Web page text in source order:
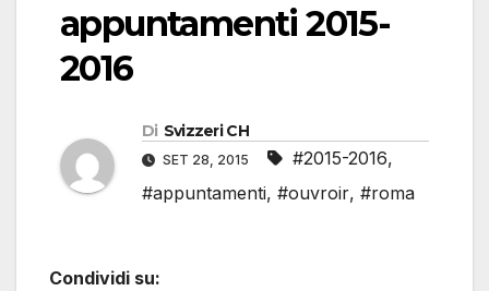
appuntamenti 2015-
2016
Di Svizzeri CH
SET 28, 2015 #2015-2016,
#appuntamenti, #ouvroir, #roma
Condividi su: